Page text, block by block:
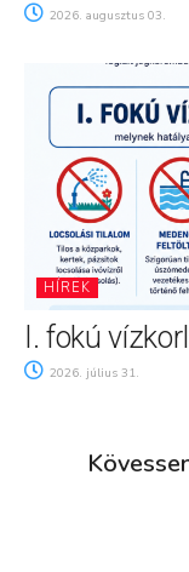
2026. augusztus 03.
HÍREK
I. fokú
2026. július 31.